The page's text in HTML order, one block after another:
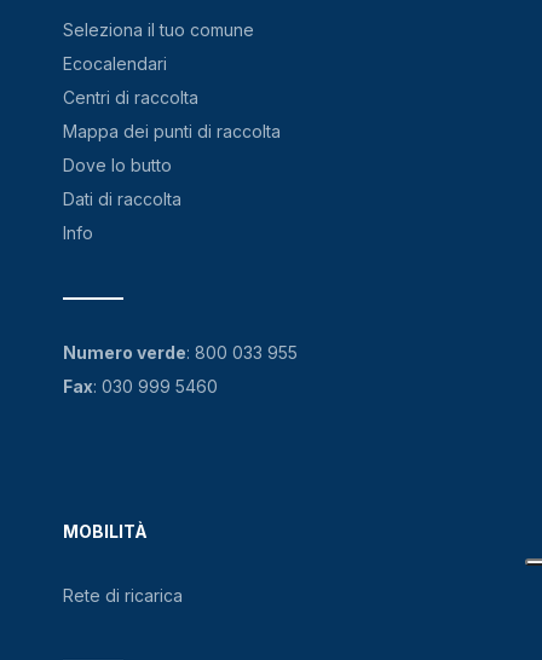
Seleziona il tuo comune
Ecocalendari
Centri di raccolta
Mappa dei punti di raccolta
Dove lo butto
Dati di raccolta
Info
MOBILITÀ
Rete di ricarica
Numero verde: 800 033 955
Fax: 030 999 5460